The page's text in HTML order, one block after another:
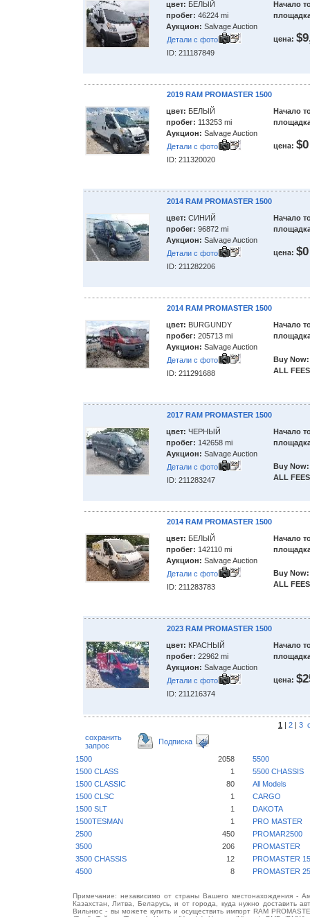
цвет: БЕЛЫЙ
пробег: 46224 mi
Аукцион: Salvage Auction
Детали с фото
ID: 211187849
Начало
цена:
2019 RAM PROMASTER 1500
цвет: БЕЛЫЙ
пробег: 113253 mi
Аукцион: Salvage Auction
Детали с фото
ID: 211320020
Начало
цена: $0
2014 RAM PROMASTER 1500
цвет: СИНИЙ
пробег: 96872 mi
Аукцион: Salvage Auction
Детали с фото
ID: 211282206
Начало
цена: $0
2014 RAM PROMASTER 1500
цвет: BURGUNDY
пробег: 205713 mi
Аукцион: Salvage Auction
Детали с фото
ID: 211291688
Начало
Buy Now:
ALL
2017 RAM PROMASTER 1500
цвет: ЧЕРНЫЙ
пробег: 142658 mi
Аукцион: Salvage Auction
Детали с фото
ID: 211283247
Начало
Buy Now:
ALL
2014 RAM PROMASTER 1500
цвет: БЕЛЫЙ
пробег: 142110 mi
Аукцион: Salvage Auction
Детали с фото
ID: 211283783
Начало
Buy Now:
ALL
2023 RAM PROMASTER 1500
цвет: КРАСНЫЙ
пробег: 22962 mi
Аукцион: Salvage Auction
Детали с фото
ID: 211216374
Начало
цена:
1 | 2 | 3
сохранить
запрос
Подписка
1500 2058
5500
1500 CLASS
1
5500 CHASSIS
1500 CLASSIC
80
All Models
1500 CLSC
1
CARGO
1500 SLT
1
DAKOTA
1500TESMAN
1
PRO MASTER
2500
450
PROMAR2500
3500
206
PROMASTER
3500 CHASSIS
12
PROMASTER
4500
8 PROMASTER
Примечание: независимо от страны Вашего местонахождения -
Казахстан, Литва, Беларусь, и от города, куда нужно доставить
Вильнюс - вы можете купить и осуществить импорт RAM